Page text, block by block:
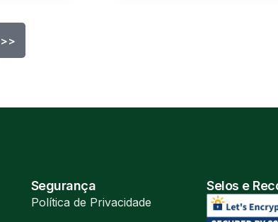
>>
Segurança
Política de Privacidade
Selos e